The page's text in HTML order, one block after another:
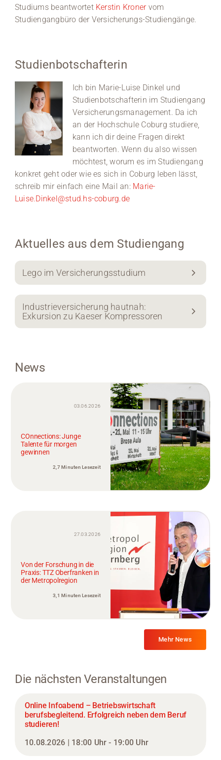
Studiums beantwortet Kerstin Kronervom
Studiengangbüro der Versicherungs-Studiengänge.
Studienbotschafterin
Ich bin Marie-Luise Dinkel und
Studienbotschafterin im Studiengang
Versicherungsmanagement. Da ich
an der Hochschule Coburg studiere,
kann ich dir deine Fragen direkt
beantworten. Wenn du also wissen
möchtest, worum es im Studiengang
konkret geht oder wie es sich in Coburg leben lässt,
schreib mir einfach eine Mail an: Marie-
Luise.Dinkel@stud.hs-coburg.de
Aktuelles aus dem Studiengang
Lego im Versicherungsstudium
Industrieversicherung hautnah:
Exkursion zu Kaeser Kompressoren
News
03.06.2026
COnnections: Junge
Talente für morgen
gewinnen
2,7 Minuten Lesezeit
27.03.2026
Von der Forschung in die
Praxis: TTZ Oberfranken in
der Metropolregion
3,1 Minuten Lesezeit
Mehr News
Die nächsten Veranstaltungen
Online Infoabend – Betriebswirtschaft
berufsbegleitend. Erfolgreich neben dem Beruf
studieren!
10.08.2026 | 18:00 Uhr - 19:00 Uhr